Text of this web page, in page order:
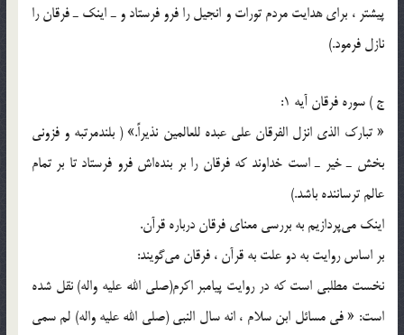
پيشتر ، براي هدايت مردم تورات و انجيل را فرو فرستاد و ـ اينك‌ ـ فرقان را
نازل فرمود.)
ج ) سوره فرقان آيه 1:
« تبارك الذي انزل الفرقان علي عبده للعالمين نذيراً.» ( بلندمرتبه و فزوني
بخش ـ خير ـ است خداوند كه فرقان را بر بنده‌اش فرو فرستاد تا بر تمام
عالم ترساننده باشد.)
اينك مي‌پردازيم به بررسي معناي فرقان درباره قرآن.
بر اساس روايت به دو علت به قرآن ، فرقان مي‌گويند:
نخست مطلبي است كه در روايت پيامبر اكرم(صلی الله علیه واله) نقل شده
است: « في مسائل ابن سلام ، انه سال النبي (صلی الله علیه واله) لم سمي